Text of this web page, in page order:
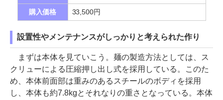
購入価格 33,500円
設置性やメンテナンスがしっかりと考えられた作り
まずは本体を見ていこう。麺の製造方法としては、ス
クリューによる圧縮押し出し式を採用している。このた
め、本体前面部は重みのあるスチールのボディを採用
し、本体も約7.8kgとそれなりの重さとなっている。本体